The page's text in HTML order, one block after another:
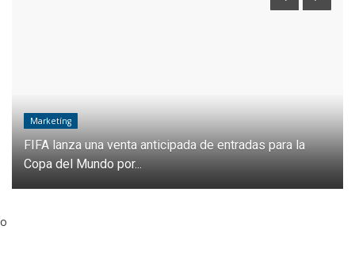
Marketíng
FIFA lanza una venta anticipada de entradas para la
Copa del Mundo por...
o